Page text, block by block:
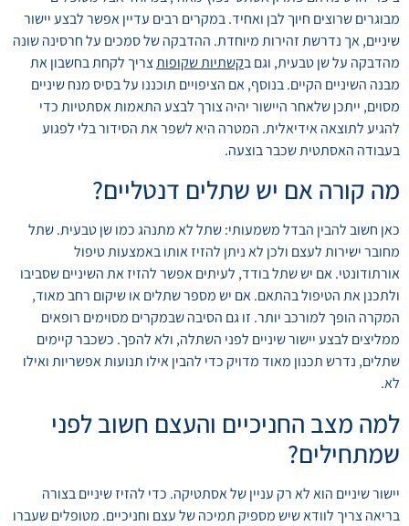
מבוגרים שרוצים חיוך לבן ואחיד. במקרים רבים עדיין אפשר לבצע יישור
שיניים, אך נדרשת זהירות מיוחדת. ההדבקה של סמכים על חרסינה שונה
מהדבקה על שן טבעית, וגם בקשתיות שקופותצריך לקחת בחשבון את
מבנה השיניים הקיים. בנוסף, אם הציפויים תוכננו על בסיס מנח שיניים
מסוים, ייתכן שלאחר היישור יהיה צורך לבצע התאמות אסתטיות כדי
להגיע לתוצאה אידיאלית. המטרה היא לשפר את הסידור בלי לפגוע
בעבודה האסתטית שכבר בוצעה.
מה קורה אם יש שתלים דנטליים?
כאן חשוב להבין הבדל משמעותי: שתל לא מתנהג כמו שן טבעית. שתל
מחובר ישירות לעצם ולכן לא ניתן להזיז אותו באמצעות טיפול
אורתודונטי. אם יש שתל בודד, לעיתים אפשר להזיז את השיניים שסביבו
ולתכנן את הטיפול בהתאם. אם יש מספר שתלים או שיקום רחב מאוד,
המקרה הופך למורכב יותר. זו גם הסיבה שבמקרים מסוימים רופאים
ממליצים לבצע יישור שיניים לפני השתלה, ולא להפך. כשכבר קיימים
שתלים, נדרש תכנון מאוד מדויק כדי להבין אילו תנועות אפשריות ואילו
לא.
למה מצב החניכיים והעצם חשוב לפני
שמתחילים?
יישור שיניים הוא לא רק עניין של אסתטיקה. כדי להזיז שיניים בצורה
בריאה צריך לוודא שיש מספיק תמיכה של עצם וחניכיים. מטופלים שעברו